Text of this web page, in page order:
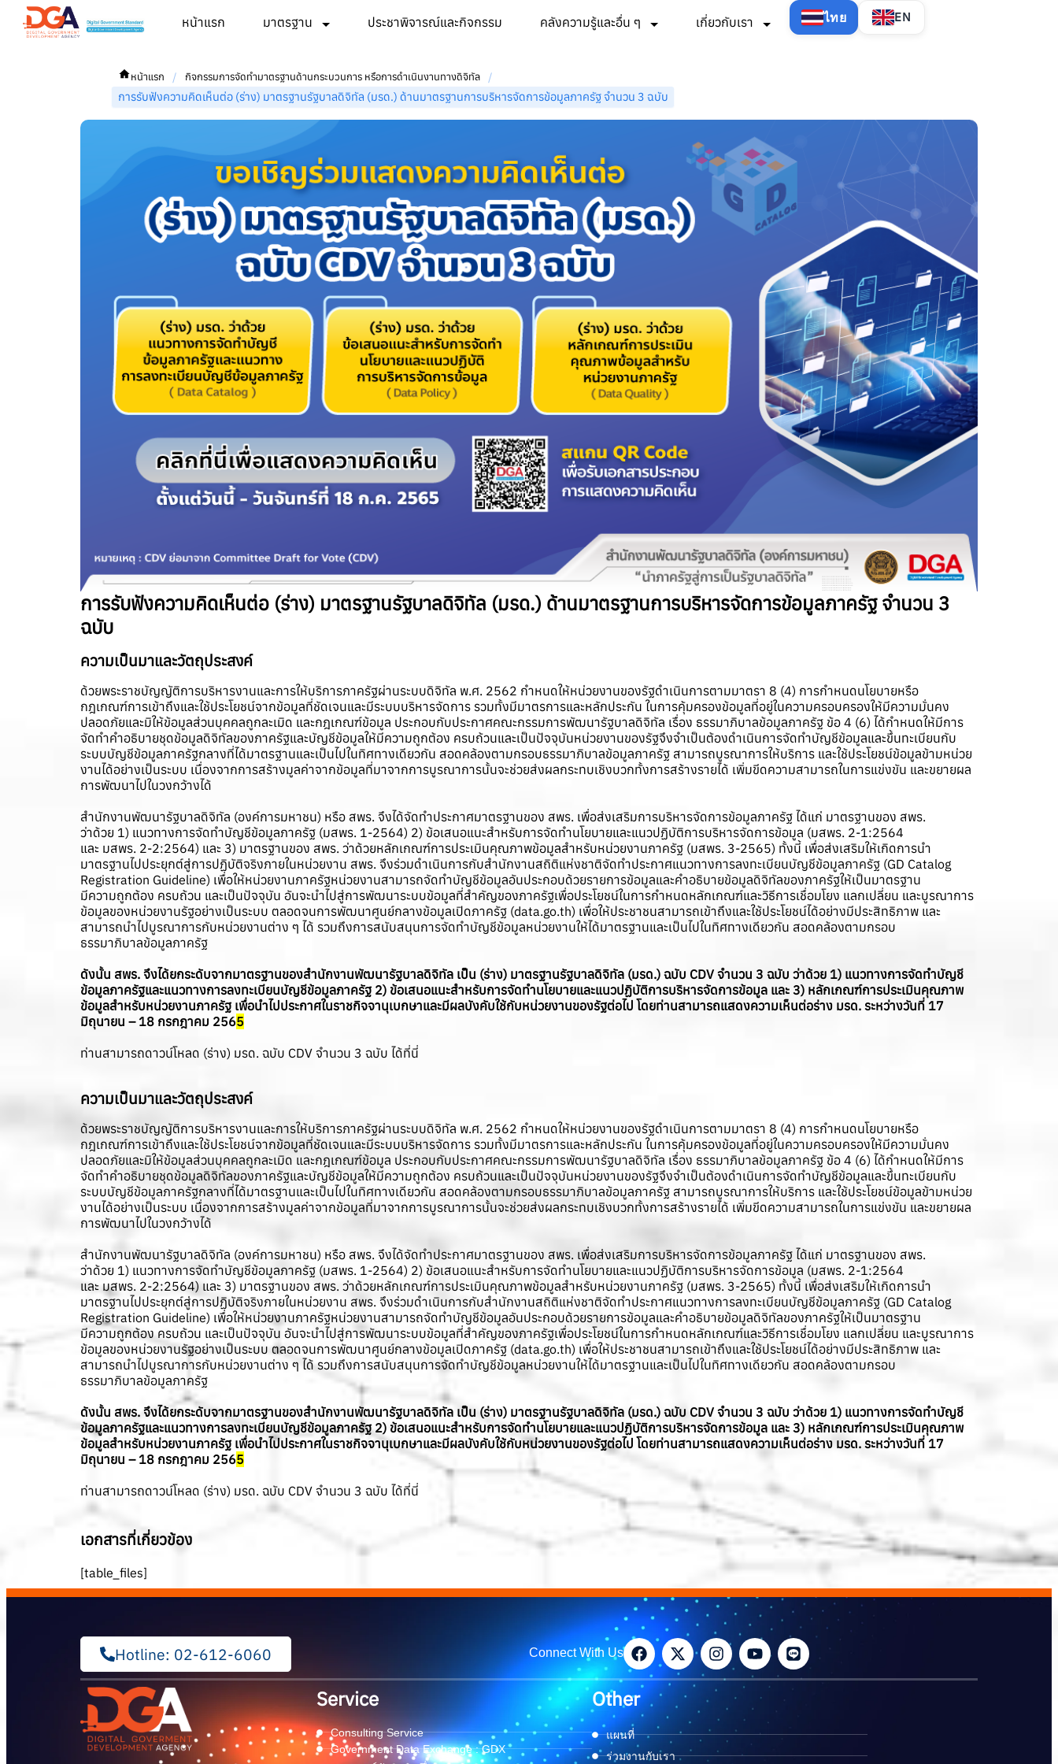
หน้าแรก มาตรฐาน ประชาพิจารณ์และกิจกรรม คลังความรู้และอื่น ๆ เกี่ยวกับเรา ไทย EN
หน้าแรก / กิจกรรมการจัดทำมาตรฐานด้านกระบวนการ หรือการดำเนินงานทางดิจิทัล
/
การรับฟังความคิดเห็นต่อ (ร่าง) มาตรฐานรัฐบาลดิจิทัล (มรด.) ด้านมาตรฐานการบริหารจัดการข้อมูลภาครัฐ จำนวน 3 ฉบับ
การรับฟังความคิดเห็นต่อ (ร่าง) มาตรฐานรัฐบาลดิจิทัล (มรด.) ด้านมาตรฐานการบริหารจัดการข้อมูลภาครัฐ จำนวน 3
ฉบับ
ความเป็นมาและวัตถุประสงค์
ด้วยพระราชบัญญัติการบริหารงานและการให้บริการภาครัฐผ่านระบบดิจิทัล พ.ศ. 2562 กำหนดให้หน่วยงานของรัฐดำเนินการตามมาตรา 8 (4) การกำหนดนโยบายหรือ
กฎเกณฑ์การเข้าถึงและใช้ประโยชน์จากข้อมูลที่ชัดเจนและมีระบบบริหารจัดการ รวมทั้งมีมาตรการและหลักประกัน ในการคุ้มครองข้อมูลที่อยู่ในความครอบครองให้มีความมั่นคง
ปลอดภัยและมิให้ข้อมูลส่วนบุคคลถูกละเมิด และกฎเกณฑ์ข้อมูล ประกอบกับประกาศคณะกรรมการพัฒนารัฐบาลดิจิทัล เรื่อง ธรรมาภิบาลข้อมูลภาครัฐ ข้อ 4 (6) ได้กำหนดให้มีการ
จัดทำคำอธิบายชุดข้อมูลดิจิทัลของภาครัฐและบัญชีข้อมูลให้มีความถูกต้อง ครบถ้วนและเป็นปัจจุบันหน่วยงานของรัฐจึงจำเป็นต้องดำเนินการจัดทำบัญชีข้อมูลและขึ้นทะเบียนกับ
ระบบบัญชีข้อมูลภาครัฐกลางที่ได้มาตรฐานและเป็นไปในทิศทางเดียวกัน สอดคล้องตามกรอบธรรมาภิบาลข้อมูลภาครัฐ สามารถบูรณาการให้บริการ และใช้ประโยชน์ข้อมูลข้ามหน่วย
งานได้อย่างเป็นระบบ เนื่องจากการสร้างมูลค่าจากข้อมูลที่มาจากการบูรณาการนั้นจะช่วยส่งผลกระทบเชิงบวกทั้งการสร้างรายได้ เพิ่มขีดความสามารถในการแข่งขัน และขยายผล
การพัฒนาไปในวงกว้างได้
สำนักงานพัฒนารัฐบาลดิจิทัล (องค์การมหาชน) หรือ สพร. จึงได้จัดทำประกาศมาตรฐานของ สพร. เพื่อส่งเสริมการบริหารจัดการข้อมูลภาครัฐ ได้แก่ มาตรฐานของ สพร.
ว่าด้วย 1) แนวทางการจัดทําบัญชีข้อมูลภาครัฐ (มสพร. 1-2564) 2) ข้อเสนอแนะสำหรับการจัดทำนโยบายและแนวปฏิบัติการบริหารจัดการข้อมูล (มสพร. 2-1:2564
และ มสพร. 2-2:2564) และ 3) มาตรฐานของ สพร. ว่าด้วยหลักเกณฑ์การประเมินคุณภาพข้อมูลสำหรับหน่วยงานภาครัฐ (มสพร. 3-2565) ทั้งนี้ เพื่อส่งเสริมให้เกิดการนำ
มาตรฐานไปประยุกต์สู่การปฏิบัติจริงภายในหน่วยงาน สพร. จึงร่วมดำเนินการกับสำนักงานสถิติแห่งชาติจัดทำประกาศแนวทางการลงทะเบียนบัญชีข้อมูลภาครัฐ (GD Catalog
Registration Guideline) เพื่อให้หน่วยงานภาครัฐหน่วยงานสามารถจัดทำบัญชีข้อมูลอันประกอบด้วยรายการข้อมูลและคำอธิบายข้อมูลดิจิทัลของภาครัฐให้เป็นมาตรฐาน
มีความถูกต้อง ครบถ้วน และเป็นปัจจุบัน อันจะนำไปสู่การพัฒนาระบบข้อมูลที่สำคัญของภาครัฐเพื่อประโยชน์ในการกำหนดหลักเกณฑ์และวิธีการเชื่อมโยง แลกเปลี่ยน และบูรณาการ
ข้อมูลของหน่วยงานรัฐอย่างเป็นระบบ ตลอดจนการพัฒนาศูนย์กลางข้อมูลเปิดภาครัฐ (data.go.th) เพื่อให้ประชาชนสามารถเข้าถึงและใช้ประโยชน์ได้อย่างมีประสิทธิภาพ และ
สามารถนำไปบูรณาการกับหน่วยงานต่าง ๆ ได้ รวมถึงการสนับสนุนการจัดทำบัญชีข้อมูลหน่วยงานให้ได้มาตรฐานและเป็นไปในทิศทางเดียวกัน สอดคล้องตามกรอบ
ธรรมาภิบาลข้อมูลภาครัฐ
ดังนั้น สพร. จึงได้ยกระดับจากมาตรฐานของสำนักงานพัฒนารัฐบาลดิจิทัล เป็น (ร่าง) มาตรฐานรัฐบาลดิจิทัล (มรด.) ฉบับ CDV จำนวน 3 ฉบับ ว่าด้วย 1) แนวทางการจัดทำบัญชี
ข้อมูลภาครัฐและแนวทางการลงทะเบียนบัญชีข้อมูลภาครัฐ 2) ข้อเสนอแนะสำหรับการจัดทำนโยบายและแนวปฏิบัติการบริหารจัดการข้อมูล และ 3) หลักเกณฑ์การประเมินคุณภาพ
ข้อมูลสำหรับหน่วยงานภาครัฐ เพื่อนำไปประกาศในราชกิจจานุเบกษาและมีผลบังคับใช้กับหน่วยงานของรัฐต่อไป โดยท่านสามารถแสดงความเห็นต่อร่าง มรด. ระหว่างวันที่ 17
มิถุนายน – 18 กรกฎาคม 2565
ท่านสามารถดาวน์โหลด (ร่าง) มรด. ฉบับ CDV จำนวน 3 ฉบับ ได้ที่นี่
ความเป็นมาและวัตถุประสงค์
ด้วยพระราชบัญญัติการบริหารงานและการให้บริการภาครัฐผ่านระบบดิจิทัล พ.ศ. 2562 กำหนดให้หน่วยงานของรัฐดำเนินการตามมาตรา 8 (4) การกำหนดนโยบายหรือ
กฎเกณฑ์การเข้าถึงและใช้ประโยชน์จากข้อมูลที่ชัดเจนและมีระบบบริหารจัดการ รวมทั้งมีมาตรการและหลักประกัน ในการคุ้มครองข้อมูลที่อยู่ในความครอบครองให้มีความมั่นคง
ปลอดภัยและมิให้ข้อมูลส่วนบุคคลถูกละเมิด และกฎเกณฑ์ข้อมูล ประกอบกับประกาศคณะกรรมการพัฒนารัฐบาลดิจิทัล เรื่อง ธรรมาภิบาลข้อมูลภาครัฐ ข้อ 4 (6) ได้กำหนดให้มีการ
จัดทำคำอธิบายชุดข้อมูลดิจิทัลของภาครัฐและบัญชีข้อมูลให้มีความถูกต้อง ครบถ้วนและเป็นปัจจุบันหน่วยงานของรัฐจึงจำเป็นต้องดำเนินการจัดทำบัญชีข้อมูลและขึ้นทะเบียนกับ
ระบบบัญชีข้อมูลภาครัฐกลางที่ได้มาตรฐานและเป็นไปในทิศทางเดียวกัน สอดคล้องตามกรอบธรรมาภิบาลข้อมูลภาครัฐ สามารถบูรณาการให้บริการ และใช้ประโยชน์ข้อมูลข้ามหน่วย
งานได้อย่างเป็นระบบ เนื่องจากการสร้างมูลค่าจากข้อมูลที่มาจากการบูรณาการนั้นจะช่วยส่งผลกระทบเชิงบวกทั้งการสร้างรายได้ เพิ่มขีดความสามารถในการแข่งขัน และขยายผล
การพัฒนาไปในวงกว้างได้
สำนักงานพัฒนารัฐบาลดิจิทัล (องค์การมหาชน) หรือ สพร. จึงได้จัดทำประกาศมาตรฐานของ สพร. เพื่อส่งเสริมการบริหารจัดการข้อมูลภาครัฐ ได้แก่ มาตรฐานของ สพร.
ว่าด้วย 1) แนวทางการจัดทําบัญชีข้อมูลภาครัฐ (มสพร. 1-2564) 2) ข้อเสนอแนะสำหรับการจัดทำนโยบายและแนวปฏิบัติการบริหารจัดการข้อมูล (มสพร. 2-1:2564
และ มสพร. 2-2:2564) และ 3) มาตรฐานของ สพร. ว่าด้วยหลักเกณฑ์การประเมินคุณภาพข้อมูลสำหรับหน่วยงานภาครัฐ (มสพร. 3-2565) ทั้งนี้ เพื่อส่งเสริมให้เกิดการนำ
มาตรฐานไปประยุกต์สู่การปฏิบัติจริงภายในหน่วยงาน สพร. จึงร่วมดำเนินการกับสำนักงานสถิติแห่งชาติจัดทำประกาศแนวทางการลงทะเบียนบัญชีข้อมูลภาครัฐ (GD Catalog
Registration Guideline) เพื่อให้หน่วยงานภาครัฐหน่วยงานสามารถจัดทำบัญชีข้อมูลอันประกอบด้วยรายการข้อมูลและคำอธิบายข้อมูลดิจิทัลของภาครัฐให้เป็นมาตรฐาน
มีความถูกต้อง ครบถ้วน และเป็นปัจจุบัน อันจะนำไปสู่การพัฒนาระบบข้อมูลที่สำคัญของภาครัฐเพื่อประโยชน์ในการกำหนดหลักเกณฑ์และวิธีการเชื่อมโยง แลกเปลี่ยน และบูรณาการ
ข้อมูลของหน่วยงานรัฐอย่างเป็นระบบ ตลอดจนการพัฒนาศูนย์กลางข้อมูลเปิดภาครัฐ (data.go.th) เพื่อให้ประชาชนสามารถเข้าถึงและใช้ประโยชน์ได้อย่างมีประสิทธิภาพ และ
สามารถนำไปบูรณาการกับหน่วยงานต่าง ๆ ได้ รวมถึงการสนับสนุนการจัดทำบัญชีข้อมูลหน่วยงานให้ได้มาตรฐานและเป็นไปในทิศทางเดียวกัน สอดคล้องตามกรอบ
ธรรมาภิบาลข้อมูลภาครัฐ
ดังนั้น สพร. จึงได้ยกระดับจากมาตรฐานของสำนักงานพัฒนารัฐบาลดิจิทัล เป็น (ร่าง) มาตรฐานรัฐบาลดิจิทัล (มรด.) ฉบับ CDV จำนวน 3 ฉบับ ว่าด้วย 1) แนวทางการจัดทำบัญชี
ข้อมูลภาครัฐและแนวทางการลงทะเบียนบัญชีข้อมูลภาครัฐ 2) ข้อเสนอแนะสำหรับการจัดทำนโยบายและแนวปฏิบัติการบริหารจัดการข้อมูล และ 3) หลักเกณฑ์การประเมินคุณภาพ
ข้อมูลสำหรับหน่วยงานภาครัฐ เพื่อนำไปประกาศในราชกิจจานุเบกษาและมีผลบังคับใช้กับหน่วยงานของรัฐต่อไป โดยท่านสามารถแสดงความเห็นต่อร่าง มรด. ระหว่างวันที่ 17
มิถุนายน – 18 กรกฎาคม 2565
ท่านสามารถดาวน์โหลด (ร่าง) มรด. ฉบับ CDV จำนวน 3 ฉบับ ได้ที่นี่
เอกสารที่เกี่ยวข้อง
[table_files]
Hotline: 02-612-6060 Connect With Us
Service
Consulting Service
Government Data Exchange : GDX
Other
แผนที่
ร่วมงานกับเรา